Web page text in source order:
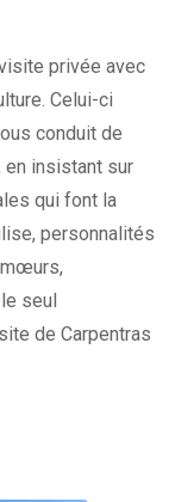
privée avec
Celui-ci
conduit de
insistant sur
qui font la
personnalités
seul
de Carpentras